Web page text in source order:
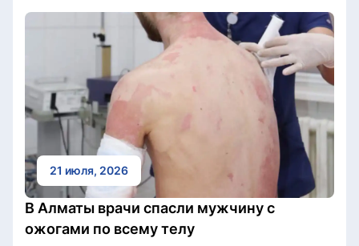
21 июля, 2026
В Алматы врачи спасли мужчину с
ожогами по всему телу